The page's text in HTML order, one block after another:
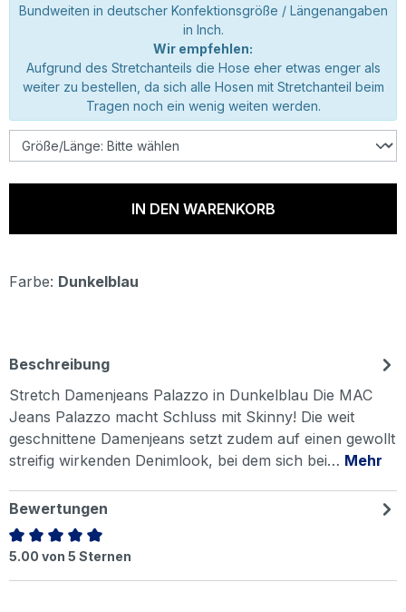
Bundweiten in deutscher Konfektionsgröße / Längenangaben
in Inch.
Wir empfehlen:
Aufgrund des Stretchanteils die Hose eher etwas enger als
weiter zu bestellen, da sich alle Hosen mit Stretchanteil beim
Tragen noch ein wenig weiten werden.
IN DEN WARENKORB
Farbe: Dunkelblau
Beschreibung
Stretch Damenjeans Palazzo in Dunkelblau Die MAC
Jeans Palazzo macht Schluss mit Skinny! Die weit
geschnittene Damenjeans setzt zudem auf einen gewollt
streifig wirkenden Denimlook, bei dem sich bei… Mehr
Bewertungen
Durchschnittliche Bewertung von 5 von 5 Sternen
5.00 von 5 Sternen